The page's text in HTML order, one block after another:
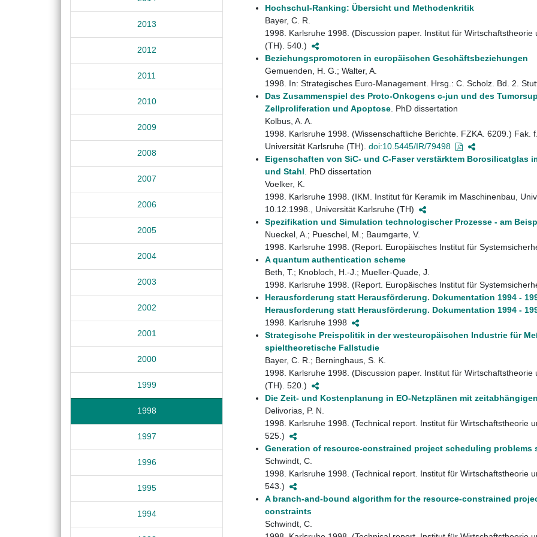
2013
2012
2011
2010
2009
2008
2007
2006
2005
2004
2003
2002
2001
2000
1999
1998
1997
1996
1995
1994
Hochschul-Ranking: Übersicht und Methodenkritik
Bayer, C. R.
1998. Karlsruhe 1998. (Discussion paper. Institut für
(TH). 540.)
Beziehungspromotoren in europäischen Geschäftsbeziehungen
Gemuenden, H. G.; Walter, A.
1998. In: Strategisches Euro-Management. Hrsg.: C. Scholz. Bd. 2.
Das Zusammenspiel des Proto-Onkogens c-jun und des
Zellproliferation und Apoptose . PhD dissertation
Kolbus, A. A.
1998. Karlsruhe 1998. (Wissenschaftliche Berichte. FZKA. 6209.) Fak.
Universität Karlsruhe (TH). doi:10.5445/IR/79498
Eigenschaften von SiC- und C-Faser verstärktem Borosilicatglas
und Stahl . PhD dissertation
Voelker, K.
1998. Karlsruhe 1998. (IKM. Institut für Keramik im Maschinenbau,
10.12.1998., Universität Karlsruhe (TH)
Spezifikation und Simulation technologischer Prozesse - am
Nueckel, A.; Pueschel, M.; Baumgarte, V.
1998. Karlsruhe 1998. (Report. Europäisches Institut für
A quantum authentication scheme
Beth, T.; Knobloch, H.-J.; Mueller-Quade, J.
1998. Karlsruhe 1998. (Report. Europäisches Institut für
Herausforderung statt Herausförderung. Dokumentation 1994 -
Herausforderung statt Herausförderung. Dokumentation 1994 -
1998. Karlsruhe 1998
Strategische Preispolitik in der westeuropäischen Industrie für
spieltheoretische Fallstudie
Bayer, C. R.; Berninghaus, S. K.
1998. Karlsruhe 1998. (Discussion paper. Institut für
(TH). 520.)
Die Zeit- und Kostenplanung in EO-Netzplänen mit
Delivorias, P. N.
1998. Karlsruhe 1998. (Technical report. Institut für Wirtschaftstheorie
525.)
Generation of resource-constrained project scheduling
Schwindt, C.
1998. Karlsruhe 1998. (Technical report. Institut für Wirtschaftstheorie
543.)
A branch-and-bound algorithm for the resource-constrained
constraints
Schwindt, C.